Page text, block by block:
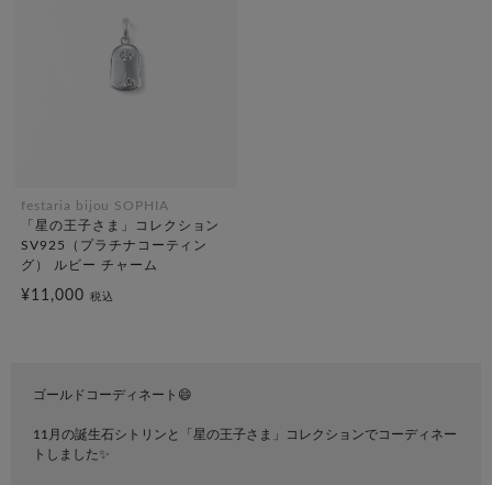
festaria bijou SOPHIA
「星の王子さま」コレクション
SV925（プラチナコーティン
グ） ルビー チャーム
¥11,000 税込
ゴールドコーディネート😄
11月の誕生石シトリンと「星の王子さま」コレクションでコーディネー
トしました✨️